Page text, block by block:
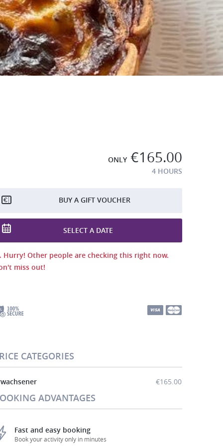
ONLY €165.00
4 HOURS
BUY A GIFT VOUCHER
SELECT A DATE
Hurry! Other people are checking this right now.
miss out!
CATEGORIES
€165.00
ADVANTAGES
Fast and easy booking
Book your activity only in minutes